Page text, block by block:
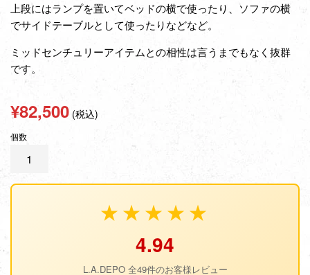
上段にはランプを置いてベッドの横で使ったり、ソファの横
でサイドテーブルとして使ったりなどなど。
ミッドセンチュリーアイテムとの相性は言うまでもなく抜群
です。
通
常
価
¥82,500 (税込)
個数
★★★★★
4.94
L.A.DEPO 全49件のお客様レビュー